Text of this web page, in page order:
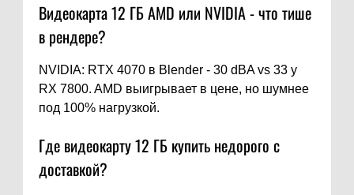
Видеокарта 12 ГБ AMD или NVIDIA - что тише
в рендере?
NVIDIA: RTX 4070 в Blender - 30 dBA vs 33 у
RX 7800. AMD выигрывает в цене, но шумнее
под 100% нагрузкой.
Где видеокарту 12 ГБ купить недорого с
доставкой?